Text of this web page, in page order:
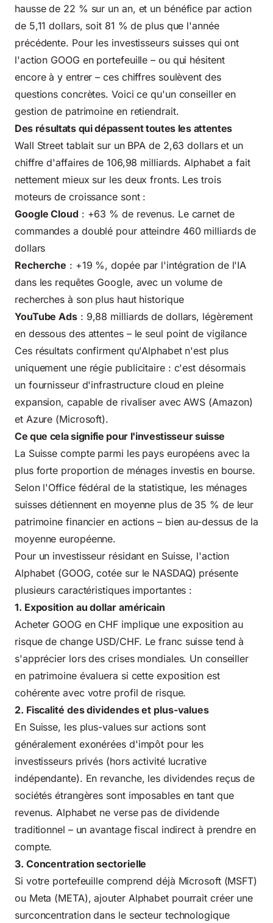
hausse de 22 % sur un an, et un bénéfice par action
de 5,11 dollars, soit 81 % de plus que l'année
précédente. Pour les investisseurs suisses qui ont
l'action GOOG en portefeuille – ou qui hésitent
encore à y entrer – ces chiffres soulèvent des
questions concrètes. Voici ce qu'un conseiller en
gestion de patrimoine en retiendrait.
Des résultats qui dépassent toutes les attentes
Wall Street tablait sur un BPA de 2,63 dollars et un
chiffre d'affaires de 106,98 milliards. Alphabet a fait
nettement mieux sur les deux fronts. Les trois
moteurs de croissance sont :
Google Cloud : +63 % de revenus. Le carnet de
commandes a doublé pour atteindre 460 milliards de
dollars
Recherche : +19 %, dopée par l'intégration de l'IA
dans les requêtes Google, avec un volume de
recherches à son plus haut historique
YouTube Ads: 9,88 milliards de dollars, légèrement
en dessous des attentes – le seul point de vigilance
Ces résultats confirment qu'Alphabet n'est plus
uniquement une régie publicitaire : c'est désormais
un fournisseur d'infrastructure cloud en pleine
expansion, capable de rivaliser avec AWS (Amazon)
et Azure (Microsoft).
Ce que cela signifie pour l'investisseur suisse
La Suisse compte parmi les pays européens avec la
plus forte proportion de ménages investis en bourse.
Selon l'Office fédéral de la statistique, les ménages
suisses détiennent en moyenne plus de 35 % de leur
patrimoine financier en actions – bien au-dessus de la
moyenne européenne.
Pour un investisseur résidant en Suisse, l'action
Alphabet (GOOG, cotée sur le NASDAQ) présente
plusieurs caractéristiques importantes :
1. Exposition au dollar américain
Acheter GOOG en CHF implique une exposition au
risque de change USD/CHF. Le franc suisse tend à
s'apprécier lors des crises mondiales. Un conseiller
en patrimoine évaluera si cette exposition est
cohérente avec votre profil de risque.
2. Fiscalité des dividendes et plus-values
En Suisse, les plus-values sur actions sont
généralement exonérées d'impôt pour les
investisseurs privés (hors activité lucrative
indépendante). En revanche, les dividendes reçus de
sociétés étrangères sont imposables en tant que
revenus. Alphabet ne verse pas de dividende
traditionnel – un avantage fiscal indirect à prendre en
compte.
3. Concentration sectorielle
Si votre portefeuille comprend déjà Microsoft (MSFT)
ou Meta (META), ajouter Alphabet pourrait créer une
surconcentration dans le secteur technologique